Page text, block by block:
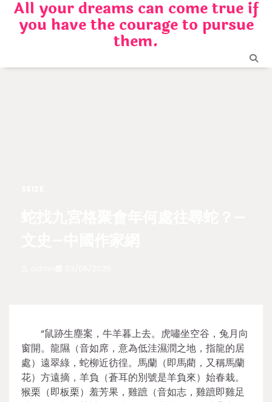
Skip
content
All your dreams can come true if
you have the courage to pursue
them.
“鼠跡生塵案，牛羊暮上去。虎嘯坐空谷，兔月向
窗開。龍隰（音如席，意為低洼濕潤之地，指龍的居
處）遠翠綠，蛇柳近彷徨。馬蘭（即馬藺，又稱馬蘭
花）方遠摘，羊負（蒼耳的別號是羊負來）始春栽。
猴栗（即板栗）羞芳果，雞蹠（音如志，雞蹠即雞足